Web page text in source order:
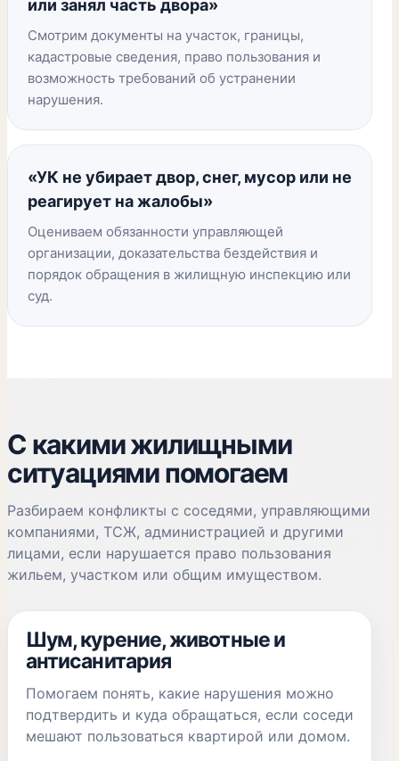
или занял часть двора»
Смотрим документы на участок, границы,
кадастровые сведения, право пользования и
возможность требований об устранении
нарушения.
«УК не убирает двор, снег, мусор или не
реагирует на жалобы»
Оцениваем обязанности управляющей
организации, доказательства бездействия и
порядок обращения в жилищную инспекцию или
суд.
С какими жилищными
ситуациями помогаем
Разбираем конфликты с соседями, управляющими
компаниями, ТСЖ, администрацией и другими
лицами, если нарушается право пользования
жильем, участком или общим имуществом.
Шум, курение, животные и
антисанитария
Помогаем понять, какие нарушения можно
подтвердить и куда обращаться, если соседи
мешают пользоваться квартирой или домом.